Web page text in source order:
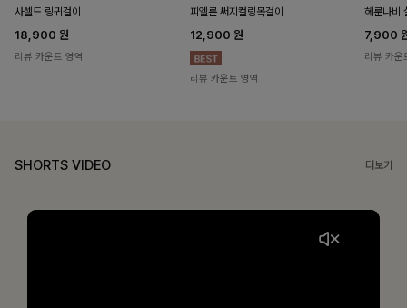
사셀드 링귀걸이
18,900 원
리뷰 카운트 영역
피엘룬 써지컬링목걸이
12,900 원
리뷰 카운트 영역
헤룬나비
7,900
리뷰 카운
SHORTS VIDEO 더보기